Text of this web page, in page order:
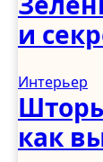
и
Интерьер
как